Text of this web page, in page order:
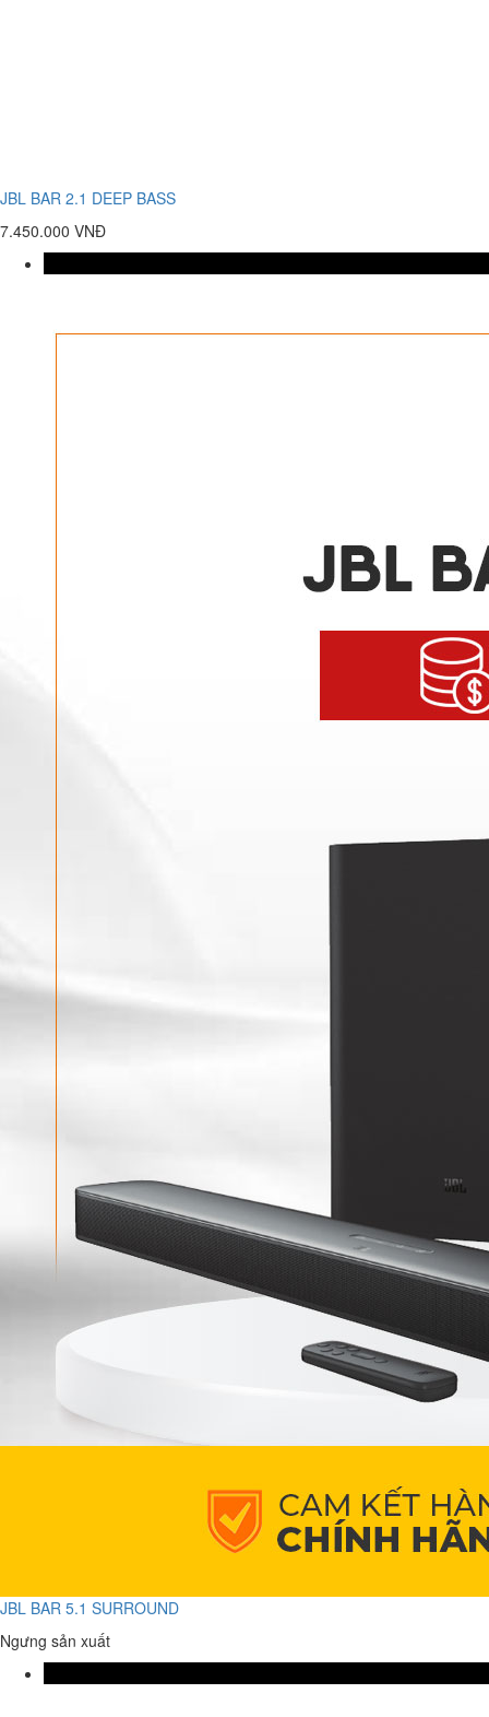
JBL BAR 2.1 DEEP BASS
7.450.000 VNĐ
JBL BAR 5.1 SURROUND
Ngưng sản xuất